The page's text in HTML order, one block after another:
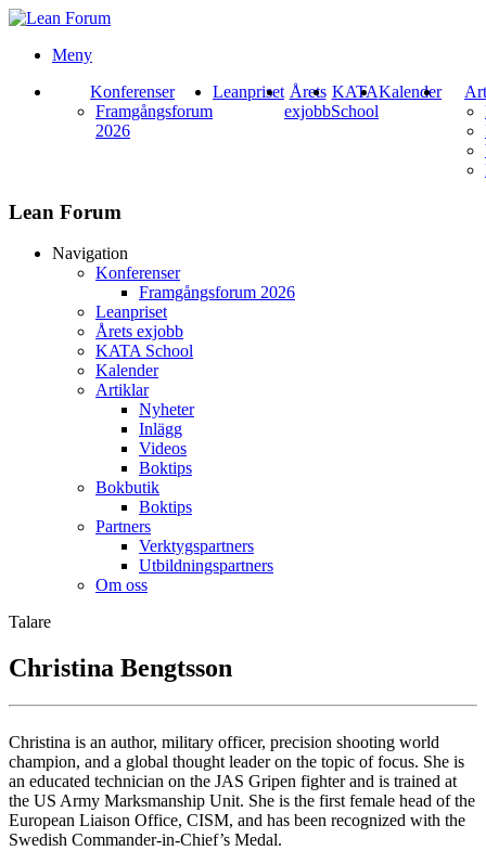
Meny
Konferenser
Framgångsforum
2026
Leanpriset Årets
exjobb
KATA
School
Kalender
Lean Forum
Navigation
Konferenser
Framgångsforum 2026
Leanpriset
Årets exjobb
KATA School
Kalender
Artiklar
Nyheter
Inlägg
Videos
Boktips
Bokbutik
Boktips
Partners
Verktygspartners
Utbildningspartners
Om oss
Talare
Christina Bengtsson
Christina is an author, military officer, precision shooting world
champion, and a global thought leader on the topic of focus. She is
an educated technician on the JAS Gripen fighter and is trained at
the US Army Marksmanship Unit. She is the first female head of the
European Liaison Office, CISM, and has been recognized with the
Swedish Commander-in-Chief’s Medal.